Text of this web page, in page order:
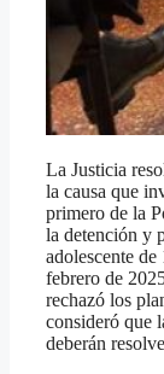
La Justicia
la causa que
primero de la
la detención y
adolescente
febrero de
rechazó los
consideró que
deberán